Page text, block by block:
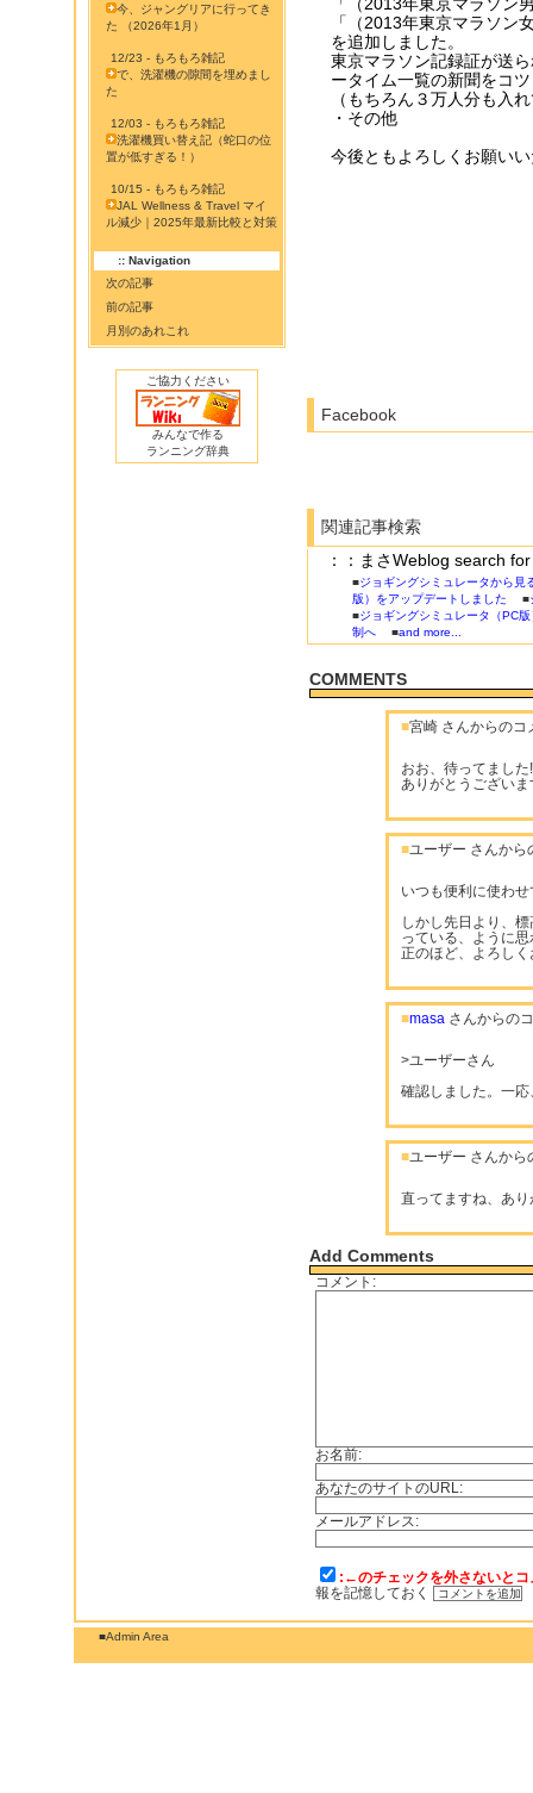
今、ジャングリアに行ってき
た （2026年1月）
12/23 - もろもろ雑記
で、洗濯機の隙間を埋めまし
た
12/03 - もろもろ雑記
洗濯機買い替え記（蛇口の位
置が低すぎる！）
10/15 - もろもろ雑記
JAL Wellness & Travel マイ
ル減少｜2025年最新比較と対策
:: Navigation
次の記事
前の記事
月別のあれこれ
ご協力ください
みんなで作る
ランニング辞典
「（2013年東京マラソン
を追加しました。
東京マラソン記録証が送
ータイム一覧の新聞をコ
（もちろん３万人分も入
・その他
今後ともよろしくお願い
Facebook
関連記事検索
：：まさWeblog search
■ジョギングシミュレータから見
版）をアップデートしました ■
■ジョギングシミュレータ（PC
制へ ■and more...
COMMENTS
■宮崎 さんからのコ
おお、待ってました
ありがとうござい
■ユーザー さんから
いつも便利に使わ
しかし先日より、
っている、ように
正のほど、よろし
■masa さんからの
>ユーザーさん
確認しました。一
■ユーザー さんから
直ってますね、あ
Add Comments
コメント:
お名前:
あなたのサイトのURL:
メールアドレス:
:←のチェックを外さないと
報を記憶しておく
■Admin Area